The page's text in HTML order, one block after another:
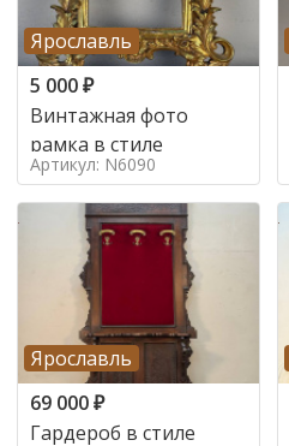
Ярославль
5 000₽
Винтажная фото
рамка в стиле
Артикул: N6090
Ярославль
69 000₽
Гардероб в стиле